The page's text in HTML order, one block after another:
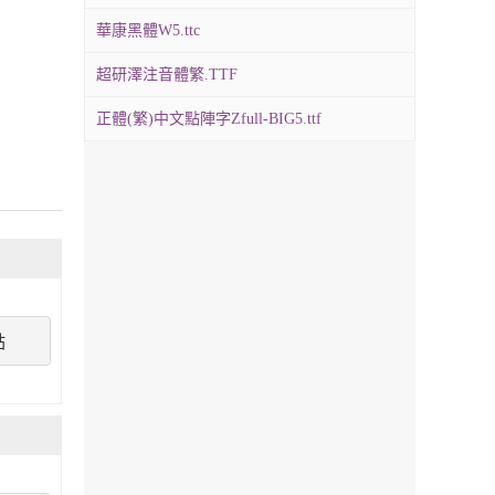
華康黑體W5.ttc
超研澤注音體繁.TTF
正體(繁)中文點陣字Zfull-BIG5.ttf